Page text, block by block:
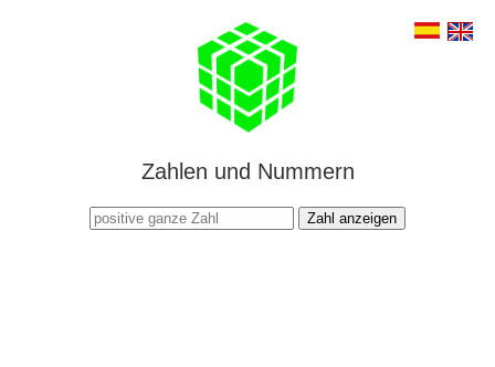
Zahlen und Nummern
Zahl anzeigen